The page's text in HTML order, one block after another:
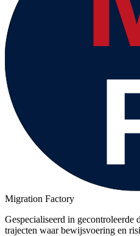
Migration Factory
Gespecialiseerd in gecontroleerde
trajecten waar bewijsvoering en